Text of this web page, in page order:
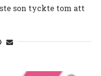
son tyckte tom att